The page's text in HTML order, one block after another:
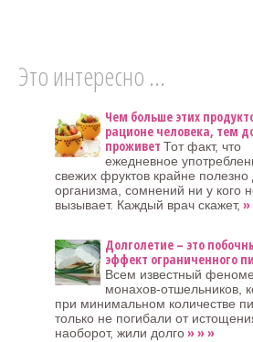
Это интересно ...
Чем больше этих
рационе человека, тем
проживет Тот факт, что
ежедневное
свежих фруктов крайне полезно
организма, сомнений ни у кого
вызывает. Каждый врач скажет, »
Долголетие – это
эффект ограниченного
Всем известный
монахов-отшельников,
при минимальном количестве
только не погибали от
наоборот, жили долго» » »